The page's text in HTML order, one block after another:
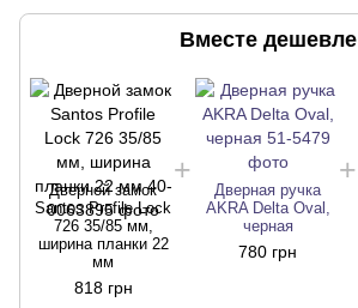
Вместе дешевле
Дверной замок
Santos Profile Lock
726 35/85 мм,
ширина планки 22
мм
818 грн
Дверная ручка
AKRA Delta Oval,
черная
780 грн